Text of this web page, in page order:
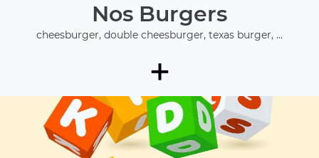
Nos Burgers
cheesburger, double cheesburger, texas burger, ...
+